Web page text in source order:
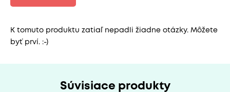
K tomuto produktu zatiaľ nepadli žiadne otázky. Môžete
byť prví. :-)
Súvisiace produkty